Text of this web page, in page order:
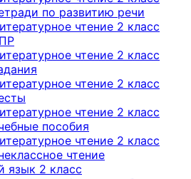
по развитию речи
чтение 2 класс
чтение 2 класс
чтение 2 класс
чтение 2 класс
пособия
чтение 2 класс
чтение
язык 2 класс